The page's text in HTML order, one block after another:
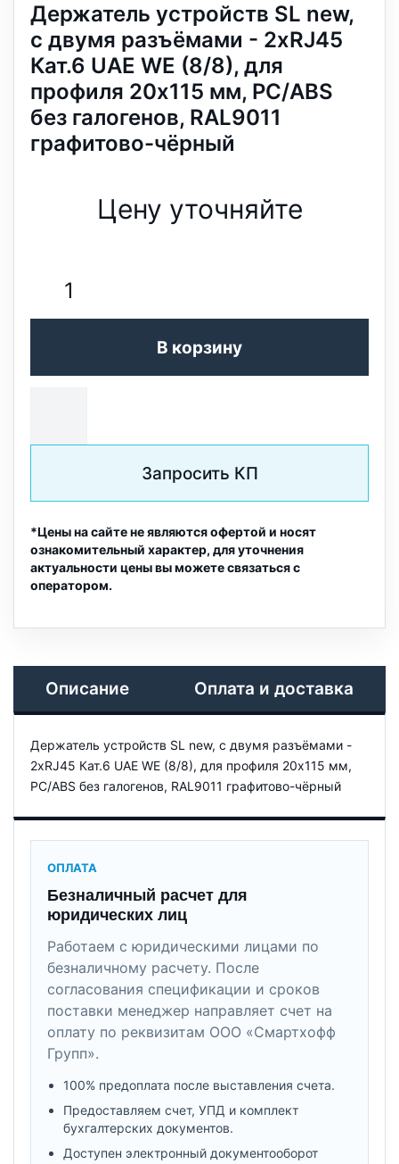
Держатель устройств SL new,
c двумя разъёмами - 2xRJ45
Кат.6 UAE WE (8/8), для
профиля 20х115 мм, PC/ABS
без галогенов, RAL9011
графитово-чёрный
Цену уточняйте
В корзину
Запросить КП
*Цены на сайте не являются офертой и носят
ознакомительный характер, для уточнения
актуальности цены вы можете связаться с
оператором.
Описание Оплата и доставка
Держатель устройств SL new, c двумя разъёмами -
2xRJ45 Кат.6 UAE WE (8/8), для профиля 20х115 мм,
PC/ABS без галогенов, RAL9011 графитово-чёрный
ОПЛАТА
Безналичный расчет для
юридических лиц
Работаем с юридическими лицами по
безналичному расчету. После
согласования спецификации и сроков
поставки менеджер направляет счет на
оплату по реквизитам ООО «Смартхофф
Групп».
100% предоплата после выставления счета.
Предоставляем счет, УПД и комплект
бухгалтерских документов.
Доступен электронный документооборот